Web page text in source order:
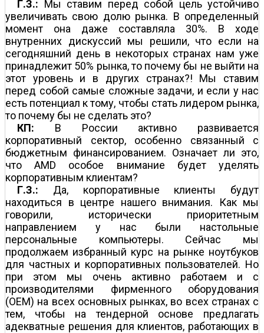
Г.З.: Мы ставим перед собой цель устойчиво
увеличивать свою долю рынка. В определенный
момент она даже составляла 30%. В ходе
внутренних дискуссий мы решили, что если на
сегодняшний день в некоторых странах нам уже
принадлежит 50% рынка, то почему бы не выйти на
этот уровень и в других странах?! Мы ставим
перед собой самые сложные задачи, и если у нас
есть потенциал к тому, чтобы стать лидером рынка,
то почему бы не сделать это?
КП: В России активно развивается
корпоративный сектор, особенно связанный с
бюджетным финансированием. Означает ли это,
что AMD особое внимание будет уделять
корпоративным клиентам?
Г.З.: Да, корпоративные клиенты будут
находиться в центре нашего внимания. Как мы
говорили, исторически приоритетным
направлением у нас были настольные
персональные компьютеры. Сейчас мы
продолжаем избранный курс на рынке ноутбуков
для частных и корпоративных пользователей. Но
при этом мы очень активно работаем и с
производителями фирменного оборудования
(OEM) на всех основных рынках, во всех странах с
тем, чтобы на тендерной основе предлагать
адекватные решения для клиентов, работающих в